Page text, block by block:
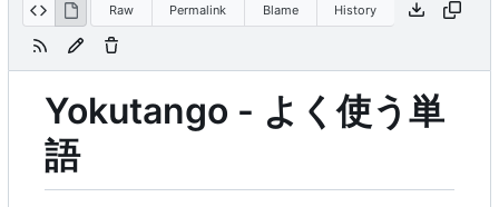
Raw Permalink Blame History
Yokutango - よく使う単
語